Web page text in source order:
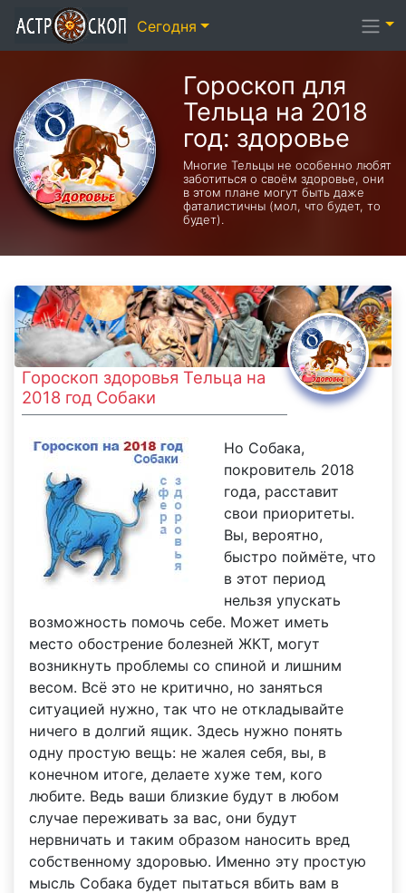
Гороскоп для
Тельца на 2018
год: здоровье
Многие Тельцы не особенно любят
заботиться о своём здоровье, они
в этом плане могут быть даже
фаталистичны (мол, что будет, то
будет).
Гороскоп здоровья Тельца на
2018 год Собаки
Но Собака,
покровитель 2018
года, расставит
свои приоритеты.
Вы, вероятно,
быстро поймёте, что
в этот период
нельзя упускать
возможность помочь себе. Может иметь
место обострение болезней ЖКТ, могут
возникнуть проблемы со спиной и лишним
весом. Всё это не критично, но заняться
ситуацией нужно, так что не откладывайте
ничего в долгий ящик. Здесь нужно понять
одну простую вещь: не жалея себя, вы, в
конечном итоге, делаете хуже тем, кого
любите. Ведь ваши близкие будут в любом
случае переживать за вас, они будут
нервничать и таким образом наносить вред
собственному здоровью. Именно эту простую
мысль Собака будет пытаться вбить вам в
Сегодня